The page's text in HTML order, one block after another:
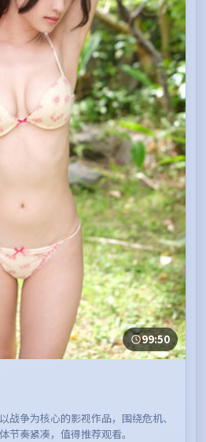
99:50
争为核心的影视作品，围绕危机、
节奏紧凑，值得推荐观看。